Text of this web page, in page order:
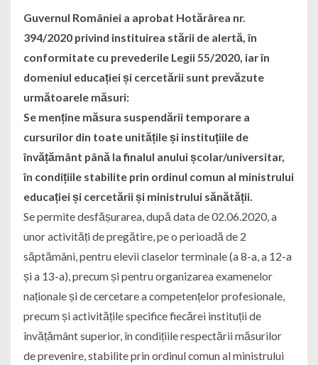
Guvernul României a aprobat Hotărârea nr.
394/2020 privind instituirea stării de alertă, în
conformitate cu prevederile Legii 55/2020, iar în
domeniul educației și cercetării sunt prevăzute
următoarele măsuri:
Se menține măsura suspendării temporare a
cursurilor din toate unitățile și instituțiile de
învățământ până la finalul anului școlar/universitar,
în condițiile stabilite prin ordinul comun al ministrului
educației și cercetării și ministrului sănătății.
Se permite desfășurarea, după data de 02.06.2020, a
unor activități de pregătire, pe o perioadă de 2
săptămâni, pentru elevii claselor terminale (a 8-a, a 12-a
și a 13-a), precum și pentru organizarea examenelor
naționale și de cercetare a competențelor profesionale,
precum și activitățile specifice fiecărei instituții de
învățământ superior, în condițiile respectării măsurilor
de prevenire, stabilite prin ordinul comun al ministrului